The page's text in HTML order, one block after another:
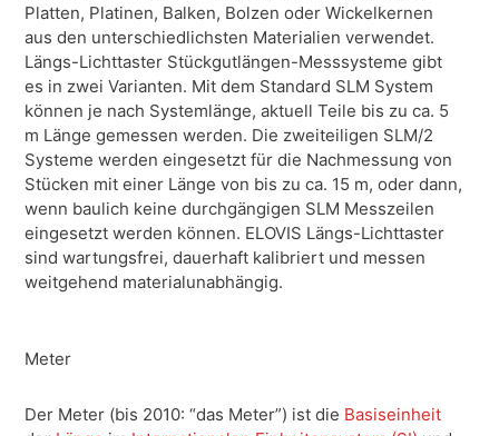
Platten, Platinen, Balken, Bolzen oder Wickelkernen
aus den unterschiedlichsten Materialien verwendet.
Längs-Lichttaster Stückgutlängen-Messsysteme gibt
es in zwei Varianten. Mit dem Standard SLM System
können je nach Systemlänge, aktuell Teile bis zu ca. 5
m Länge gemessen werden. Die zweiteiligen SLM/2
Systeme werden eingesetzt für die Nachmessung von
Stücken mit einer Länge von bis zu ca. 15 m, oder dann,
wenn baulich keine durchgängigen SLM Messzeilen
eingesetzt werden können. ELOVIS Längs-Lichttaster
sind wartungsfrei, dauerhaft kalibriert und messen
weit­gehend materialunabhängig.
Meter
Der Meter (bis 2010: “das Meter”) ist die Basiseinheit